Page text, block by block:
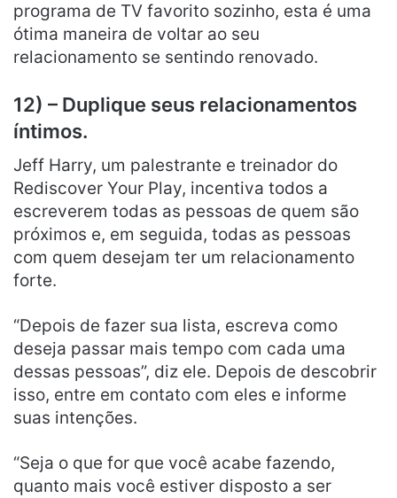
programa de TV favorito sozinho, esta é uma
ótima maneira de voltar ao seu
relacionamento se sentindo renovado.
12) – Duplique seus relacionamentos
íntimos.
Jeff Harry, um palestrante e treinador do
Rediscover Your Play, incentiva todos a
escreverem todas as pessoas de quem são
próximos e, em seguida, todas as pessoas
com quem desejam ter um relacionamento
forte.
“Depois de fazer sua lista, escreva como
deseja passar mais tempo com cada uma
dessas pessoas”, diz ele. Depois de descobrir
isso, entre em contato com eles e informe
suas intenções.
“Seja o que for que você acabe fazendo,
quanto mais você estiver disposto a ser